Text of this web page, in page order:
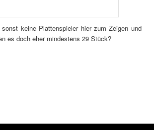
keine Plattenspieler hier zum Zeigen und
es doch eher mindestens 29 Stück?